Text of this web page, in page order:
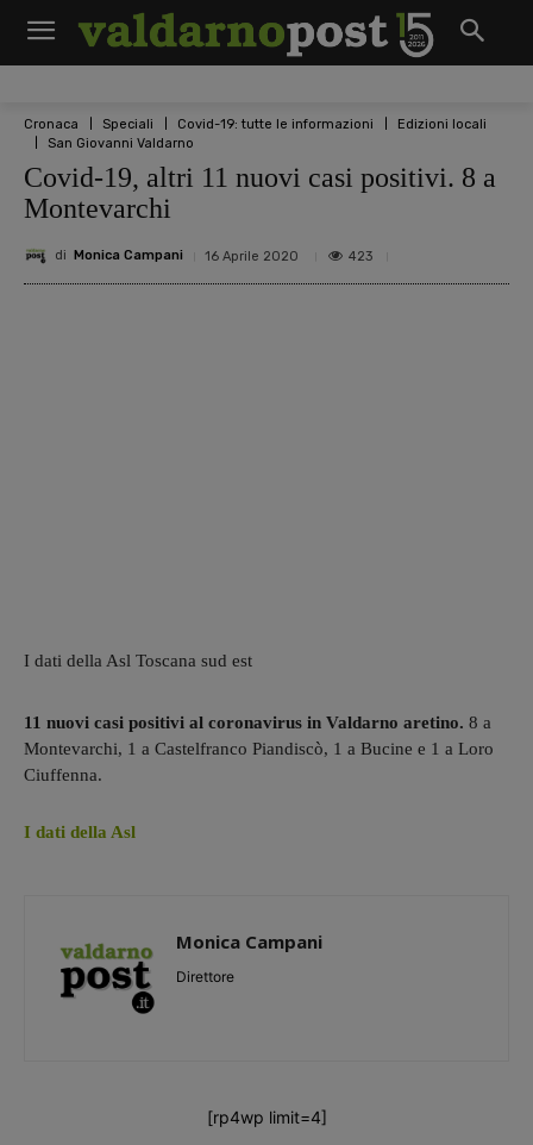
Cronaca Speciali Covid-19: tutte le informazioni
Edizioni locali
San Giovanni Valdarno
Covid-19, altri 11 nuovi casi positivi. 8 a
Montevarchi
di Monica Campani 16 Aprile 2020 423
I dati della Asl Toscana sud est
11 nuovi casi positivi al coronavirus in Valdarno aretino. 8 a
Montevarchi, 1 a Castelfranco Piandiscò, 1 a Bucine e 1 a Loro
Ciuffenna.
I dati della Asl
Monica Campani
Direttore
[rp4wp limit=4]